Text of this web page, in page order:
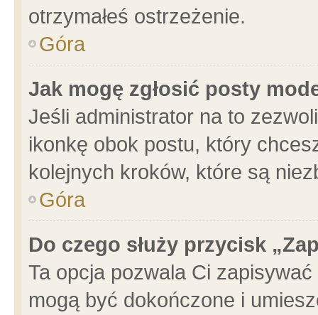
otrzymałeś ostrzeżenie.
Góra
Jak mogę zgłosić posty
Jeśli administrator na to
ikonkę obok postu, który
kolejnych kroków, które są
Góra
Do czego służy przycisk
Ta opcja pozwala Ci
mogą być dokończone i